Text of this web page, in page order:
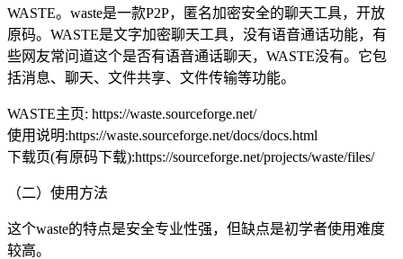
WASTE。waste是一款P2P，匿名加密安全的聊天工具，开放
原码。WASTE是文字加密聊天工具，没有语音通话功能，有
些网友常问道这个是否有语音通话聊天，WASTE没有。它包
括消息、聊天、文件共享、文件传输等功能。
WASTE主页: https://waste.sourceforge.net/
使用说明:https://waste.sourceforge.net/docs/docs.html
下载页(有原码下载):https://sourceforge.net/projects/waste/files/
（二）使用方法
这个waste的特点是安全专业性强，但缺点是初学者使用难度
较高。